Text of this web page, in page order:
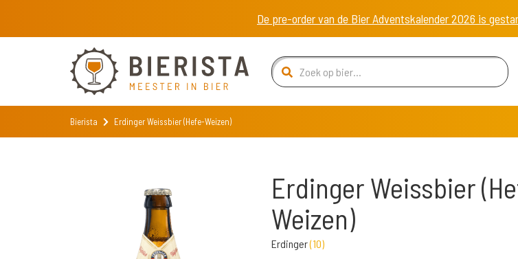
De pre-order van de Bier Adventskalender 2026 is
Bierista Erdinger Weissbier (Hefe-Weizen)
Erdinger Weissbier
Weizen)
Erdinger(10)